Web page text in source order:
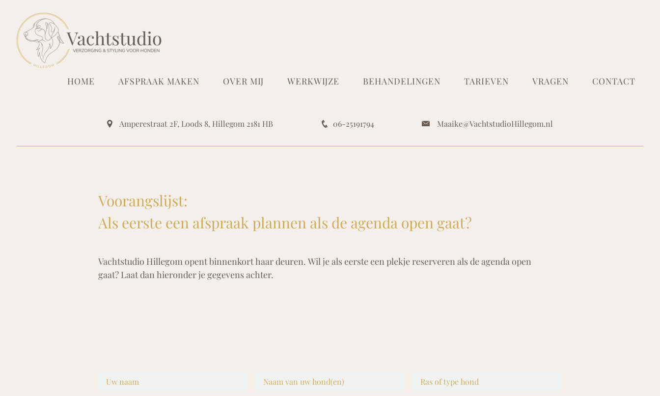
HOME AFSPRAAK MAKEN OVER MIJ WERKWIJZE BEHANDELINGEN TARIEVEN VRAGEN CONTACT
Amperestraat 2F, Loods 8, Hillegom 2181 HB 06-25191794 Maaike@VachtstudioHillegom.nl
Voorangslijst:
Als eerste een afspraak plannen als de agenda open gaat?
Vachtstudio Hillegom opent binnenkort haar deuren. Wil je als eerste een plekje reserveren als de agenda open
gaat? Laat dan hieronder je gegevens achter.